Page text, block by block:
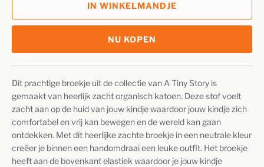
IN WINKELMANDJE
NU KOPEN
Dit prachtige broekje uit de collectie van A Tiny Story is
gemaakt van heerlijk zacht organisch katoen. Deze stof voelt
zacht aan op de huid van jouw kindje waardoor jouw kindje zich
comfortabel en vrij kan bewegen en de wereld kan gaan
ontdekken. Met dit heerlijke zachte broekje in een neutrale kleur
creëer je binnen een handomdraai een leuke outfit. Het broekje
heeft aan de bovenkant elastiek waardoor je jouw kindje